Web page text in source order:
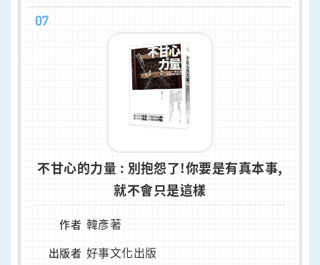
07
不甘心的力量 : 別抱怨了!你要是有真本事,
就不會只是這樣
作者 韓彥著
出版者 好事文化出版